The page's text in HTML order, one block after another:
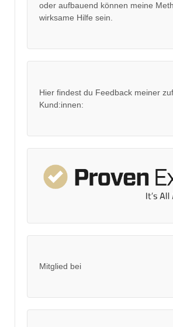
oder aufbauend können meine
wirksame Hilfe sein.
Hier findest du Feedback meiner
Kund:innen:
Mitglied bei